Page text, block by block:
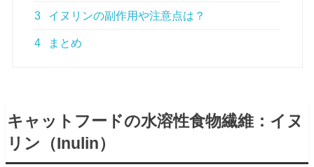
3 イヌリンの副作用や注意点は？
4 まとめ
キャットフードの水溶性食物繊維：イヌ
リン（Inulin）